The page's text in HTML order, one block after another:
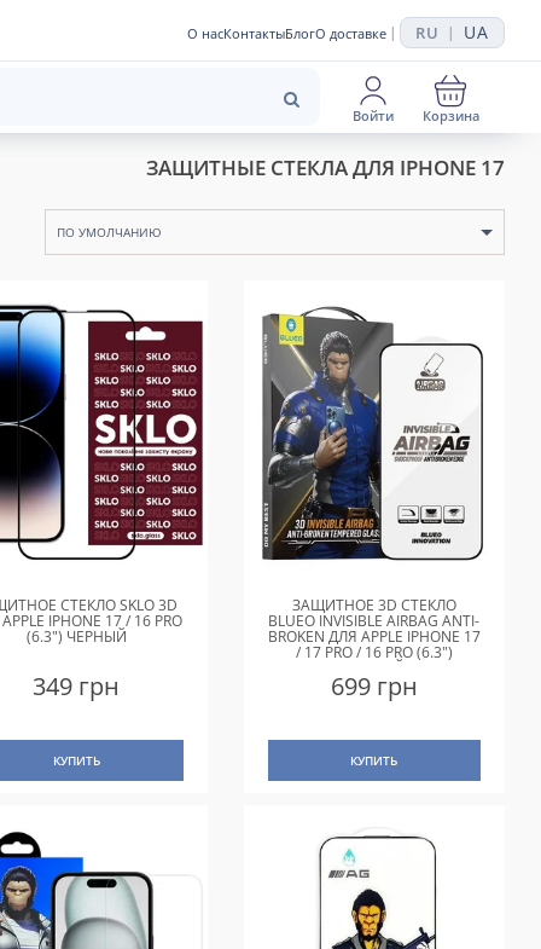
О насКонтактыБлогО доставке | RU | UA
Войти Корзина
ЗАЩИТНЫЕ СТЕКЛА ДЛЯ IPHONE 17
ПО УМОЛЧАНИЮ
СТЕКЛО SKLO 3D
IPHONE 17 / 16 PRO
(6.3") ЧЕРНЫЙ
349 грн
КУПИТЬ
ЗАЩИТНОЕ 3D СТЕКЛО
BLUEO INVISIBLE AIRBAG ANTI-
BROKEN ДЛЯ APPLE IPHONE 17
/ 17 PRO / 16 PRO (6.3")
ЧЕРНЫЙ
699 грн
КУПИТЬ